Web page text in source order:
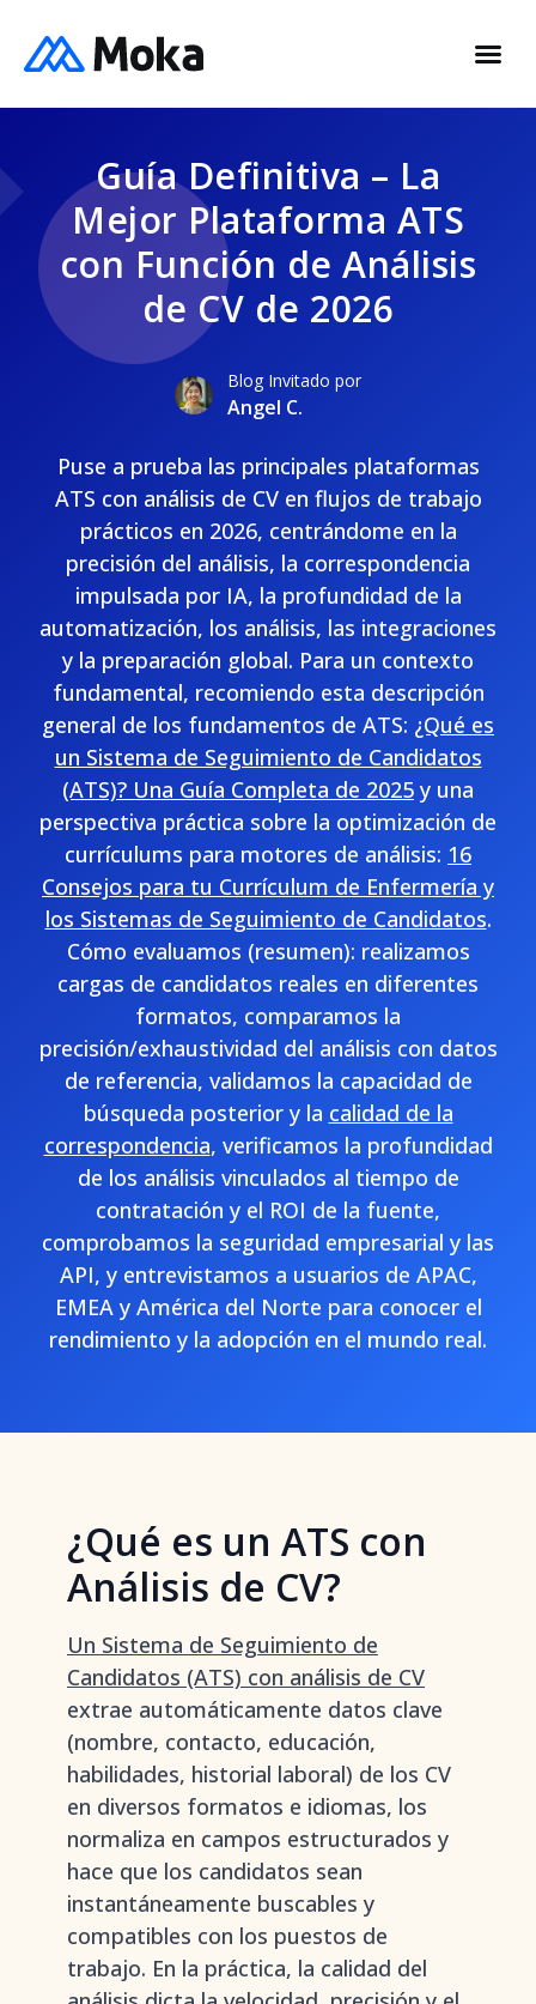
Guía Definitiva – La
Mejor Plataforma ATS
con Función de Análisis
de CV de 2026
Blog Invitado por
Angel C.
Puse a prueba las principales plataformas
ATS con análisis de CV en flujos de trabajo
prácticos en 2026, centrándome en la
precisión del análisis, la correspondencia
impulsada por IA, la profundidad de la
automatización, los análisis, las integraciones
y la preparación global. Para un contexto
fundamental, recomiendo esta descripción
general de los fundamentos de ATS: ¿Qué es
un Sistema de Seguimiento de Candidatos
(ATS)? Una Guía Completa de 2025 y una
perspectiva práctica sobre la optimización de
currículums para motores de análisis: 16
Consejos para tu Currículum de Enfermería y
los Sistemas de Seguimiento de Candidatos.
Cómo evaluamos (resumen): realizamos
cargas de candidatos reales en diferentes
formatos, comparamos la
precisión/exhaustividad del análisis con datos
de referencia, validamos la capacidad de
búsqueda posterior y la calidad de la
correspondencia, verificamos la profundidad
de los análisis vinculados al tiempo de
contratación y el ROI de la fuente,
comprobamos la seguridad empresarial y las
API, y entrevistamos a usuarios de APAC,
EMEA y América del Norte para conocer el
rendimiento y la adopción en el mundo real.
¿Qué es un ATS con
Análisis de CV?
Un Sistema de Seguimiento de
Candidatos (ATS) con análisis de CV
extrae automáticamente datos clave
(nombre, contacto, educación,
habilidades, historial laboral) de los CV
en diversos formatos e idiomas, los
normaliza en campos estructurados y
hace que los candidatos sean
instantáneamente buscables y
compatibles con los puestos de
trabajo. En la práctica, la calidad del